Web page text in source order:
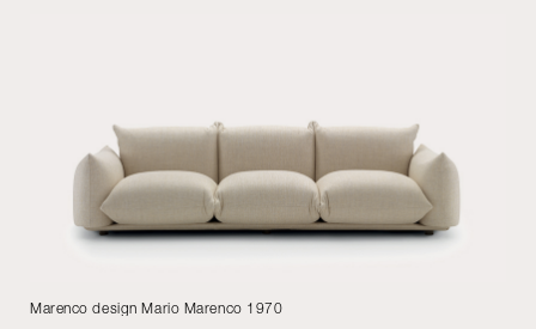
Marenco design Mario Marenco 1970